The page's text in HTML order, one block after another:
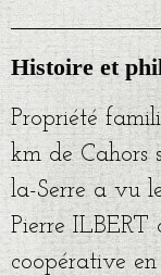
Histoire et
Propriété
km de Cahors
la-Serre a vu
Pierre
coopérative